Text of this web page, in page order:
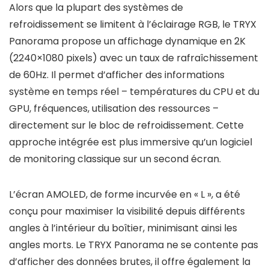
Alors que la plupart des systèmes de
refroidissement se limitent à l’éclairage RGB, le TRYX
Panorama propose un affichage dynamique en 2K
(2240×1080 pixels) avec un taux de rafraîchissement
de 60Hz. Il permet d’afficher des informations
système en temps réel – températures du CPU et du
GPU, fréquences, utilisation des ressources –
directement sur le bloc de refroidissement. Cette
approche intégrée est plus immersive qu’un logiciel
de monitoring classique sur un second écran.
L’écran AMOLED, de forme incurvée en « L », a été
conçu pour maximiser la visibilité depuis différents
angles à l’intérieur du boîtier, minimisant ainsi les
angles morts. Le TRYX Panorama ne se contente pas
d’afficher des données brutes, il offre également la